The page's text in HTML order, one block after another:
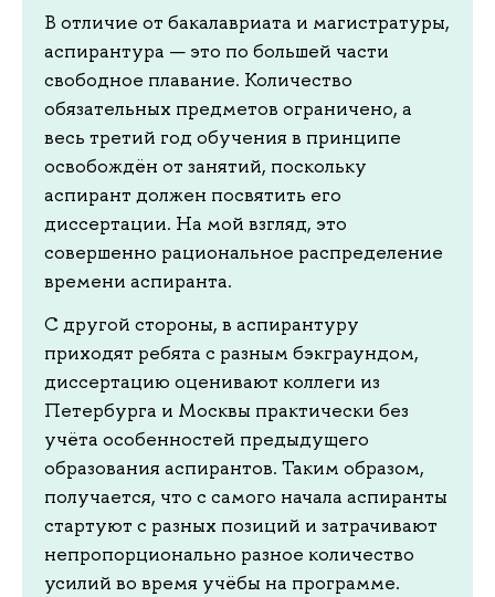
В отличие от бакалавриата и магистратуры,
аспирантура — это по большей части
свободное плавание. Количество
обязательных предметов ограничено, а
весь третий год обучения в принципе
освобождён от занятий, поскольку
аспирант должен посвятить его
диссертации. На мой взгляд, это
совершенно рациональное распределение
времени аспиранта.
С другой стороны, в аспирантуру
приходят ребята с разным бэкграундом,
диссертацию оценивают коллеги из
Петербурга и Москвы практически без
учёта особенностей предыдущего
образования аспирантов. Таким образом,
получается, что с самого начала аспиранты
стартуют с разных позиций и затрачивают
непропорционально разное количество
усилий во время учёбы на программе.